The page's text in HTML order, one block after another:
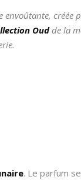
envoûtante, créée
Oudde la
. Le parfum